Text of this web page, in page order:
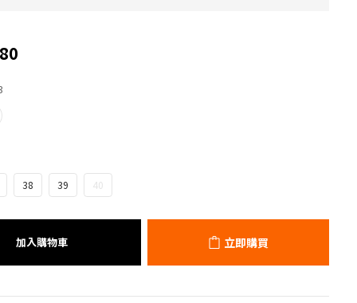
38 39 40
加入購物車 立即購買